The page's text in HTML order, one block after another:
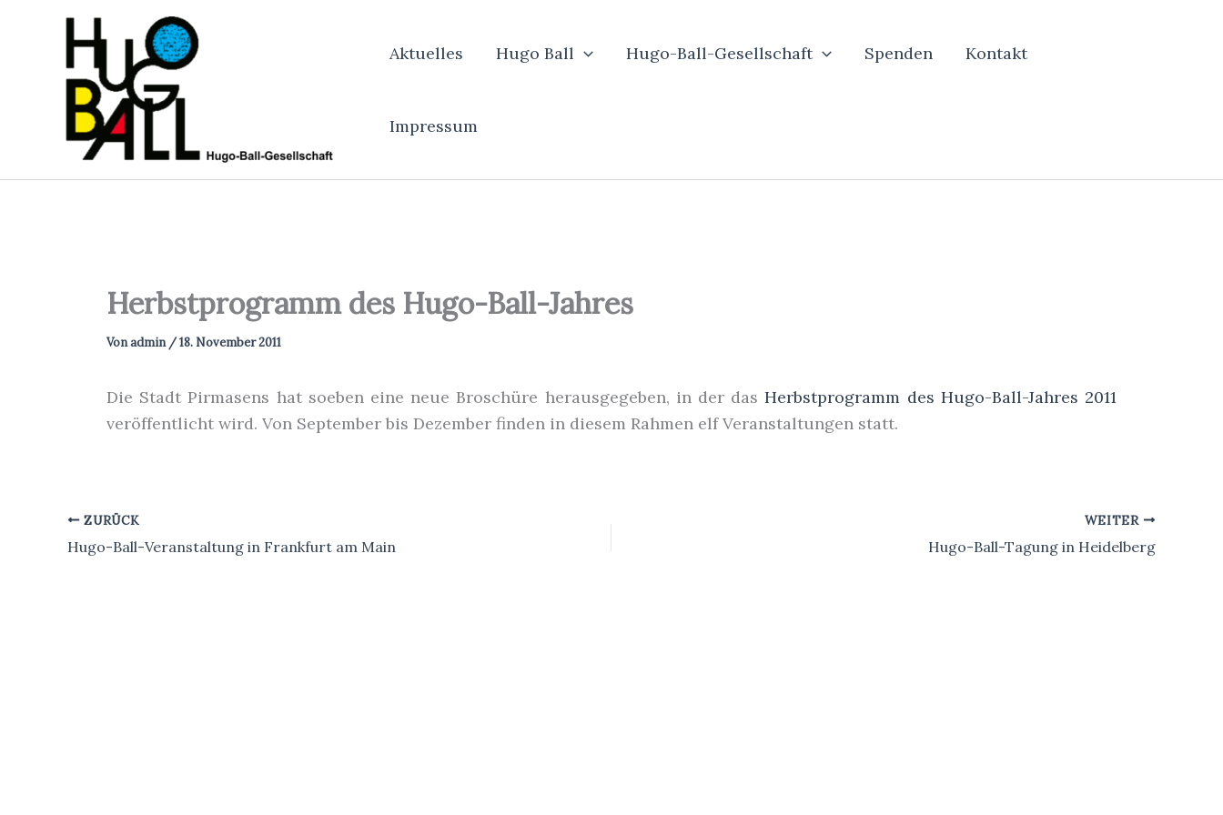
springen
Aktuelles Hugo Ball Hugo-Ball-Gesellschaft Spenden Kontakt
Impressum
Herbstprogramm des Hugo-Ball-Jahres
Vonadmin /18. November 2011
Die Stadt Pirmasens hat soeben eine neue Broschüre herausgegeben, in der dasHerbstprogramm des Hugo-Ball-Jahres 2011
veröffentlicht wird. Von September bis Dezember finden in diesem Rahmen elf Veranstaltungen statt.
ZURÜCK
Hugo-Ball-Veranstaltung in Frankfurt am Main
WEITER
Hugo-Ball-Tagung in Heidelberg